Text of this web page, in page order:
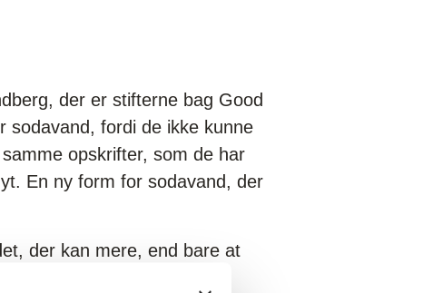
der er stifterne bag Good
sodavand, fordi de ikke kunne
opskrifter, som de har
En ny form for sodavand, der
der kan mere, end bare at
kunne ’noget mere’.